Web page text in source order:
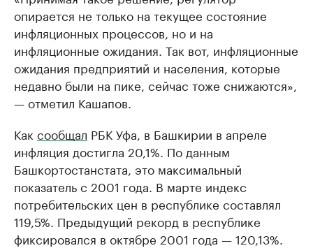
опирается не только на текущее состояние
инфляционных процессов, но и на
инфляционные ожидания. Так вот, инфляционные
ожидания предприятий и населения, которые
недавно были на пике, сейчас тоже снижаются»,
— отметил Кашапов.
Как сообщал РБК Уфа, в Башкирии в апреле
инфляция достигла 20,1%. По данным
Башкортостанстата, это максимальный
показатель с 2001 года. В марте индекс
потребительских цен в республике составлял
119,5%. Предыдущий рекорд в республике
фиксировался в октябре 2001 года — 120,13%.